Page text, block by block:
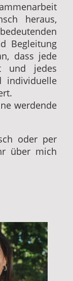
heraus,
Begleitung
dass jede
und jedes
individuelle
werdende
oder per
über mich